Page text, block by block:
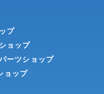
プ
ョップ
ーツショップ
ョップ